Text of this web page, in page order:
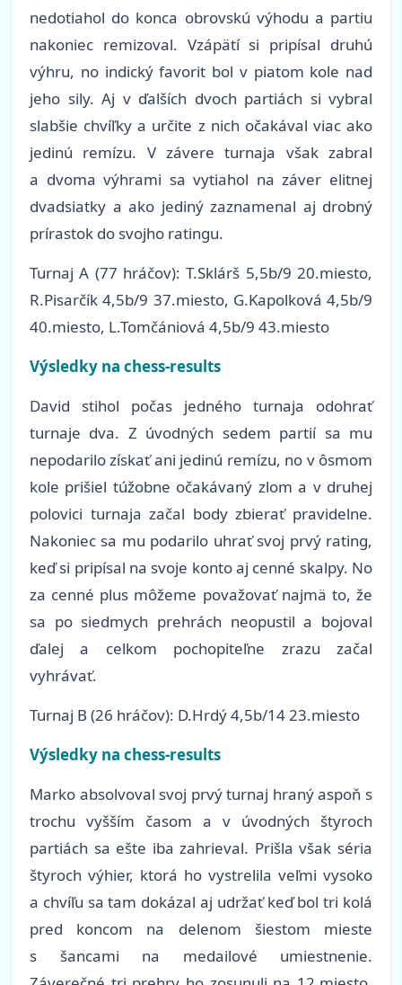
nedotiahol do konca obrovskú výhodu a partiu
nakoniec remizoval. Vzápätí si pripísal druhú
výhru, no indický favorit bol v piatom kole nad
jeho sily. Aj v ďalších dvoch partiách si vybral
slabšie chvíľky a určite z nich očakával viac ako
jedinú remízu. V závere turnaja však zabral
a dvoma výhrami sa vytiahol na záver elitnej
dvadsiatky a ako jediný zaznamenal aj drobný
prírastok do svojho ratingu.
Turnaj A (77 hráčov): T.Sklárš 5,5b/9 20.miesto,
R.Pisarčík 4,5b/9 37.miesto, G.Kapolková 4,5b/9
40.miesto, L.Tomčániová 4,5b/9 43.miesto
Výsledky na chess-results
David stihol počas jedného turnaja odohrať
turnaje dva. Z úvodných sedem partií sa mu
nepodarilo získať ani jedinú remízu, no v ôsmom
kole prišiel túžobne očakávaný zlom a v druhej
polovici turnaja začal body zbierať pravidelne.
Nakoniec sa mu podarilo uhrať svoj prvý rating,
keď si pripísal na svoje konto aj cenné skalpy. No
za cenné plus môžeme považovať najmä to, že
sa po siedmych prehrách neopustil a bojoval
ďalej a celkom pochopiteľne zrazu začal
vyhrávať.
Turnaj B (26 hráčov): D.Hrdý 4,5b/14 23.miesto
Výsledky na chess-results
Marko absolvoval svoj prvý turnaj hraný aspoň s
trochu vyšším časom a v úvodných štyroch
partiách sa ešte iba zahrieval. Prišla však séria
štyroch výhier, ktorá ho vystrelila veľmi vysoko
a chvíľu sa tam dokázal aj udržať keď bol tri kolá
pred koncom na delenom šiestom mieste
s šancami na medailové umiestnenie.